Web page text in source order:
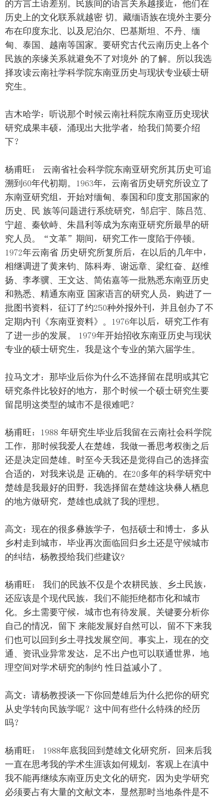
的方言土语差别。民族间的语言关系越接近，他们在
历史上的文化联系就越密 切。藏缅语族在境外主要分
布在印度东北、以及尼泊尔、巴基斯坦、不丹、缅
甸、泰国、越南等国家。要研究古代云南历史上各个
民族的亲缘关系就避免不了对境外 的了解。所以我选
择攻读云南社学科学院东南亚历史与现状专业硕士研
究生。
吉木哈学：听说那个时候云南社科院东南亚历史现状
研究成果丰硕，涌现出大批学者，给我们简要介绍
下？
杨甫旺： 云南省社会科学院东南亚研究所其历史可追
溯到60年代初期。1963年，云南省历史研究所设立了
东南亚研究组，开始对缅甸、泰国和印度支那国家的
历史、民 族等问题进行系统研究，邹启宇、陈吕范、
宁超、秦钦峙、朱昌利等成为东南亚研究所最早的研
究人员。“文革”期间，研究工作一度陷于停顿。
1972年云南省 历史研究所复所后，在以后的几年中，
相继调进了黄来钧、陈科寿、谢远章、梁红奋、赵维
扬、李孝骥、王文达、简佑嘉等一批熟悉东南亚历史
和熟悉、精通东南亚 国家语言的研究人员，购进了一
批图书资料，征订了约250种外报外刊，并且创办了不
定期内刊《东南亚资料》。1976年以后，研究工作有
了进一步的发展。 1979年开始招收东南亚历史与现状
专业的硕士研究生，我是这个专业的第六届学生。
拉马文才：那毕业后你为什么不选择留在昆明或其它
研究条件比较好的地方，那个时候一个硕士研究生要
留昆明这类型的城市不是很难吧？
杨甫旺：1988 年研究生毕业后我留在云南社会科学院
工作，那时候我爱人在楚雄，我做一番思考权衡之后
还是决定回楚雄。时至今天我还是觉得自己的选择蛮
合适的，对我来说是 正确的。在20多年的科学研究中
楚雄是我最好的田野，我选择留在楚雄这块彝人栖息
的地方做研究，楚雄也成就了我的理想。
高文：现在的很多彝族学子，包括硕士和博士，多从
乡村走到城市，毕业再次面临回归乡土还是守候城市
的纠结，杨教授给我们些建议?
杨甫旺： 我们的民族不仅是个农耕民族、乡土民族，
还应该是个现代民族，我们不能拒绝都市化和城市
化。乡土需要守候，城市也有待发展。关键要分析你
自己的情况，留下 来能发展好自然可以，留不下来我
们也可以回到乡土寻找发展空间。事实上，现在的交
通、资讯业异常发达，足不出户也可以联通世界，地
理空间对学术研究的制约 性日益减小了。
高文：请杨教授谈一下你回楚雄后为什么把你的研究
从史学转向民族学呢？这中间有些什么特殊的经历
吗？
杨甫旺： 1988年底我回到楚雄文化研究所，回来后我
一直在思考我的学术生涯该如何规划，客观上在滇中
我不能再继续东南亚历史文化的研究，因为史学研究
必须要占有大量的文献文本，显然那时当地条件是不